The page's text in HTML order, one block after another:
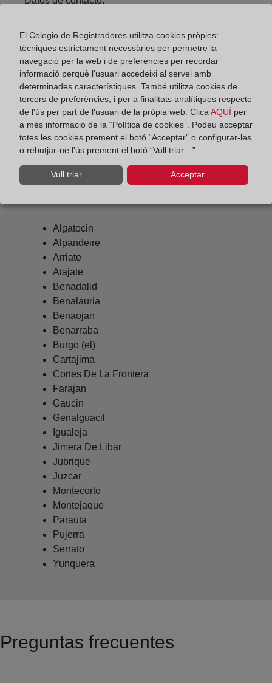
ronda@registrodelapropiedad.org
Datos del Registrador:
Luis Antonio Martín Hernández
Delegado de Protección de Datos:
dpo@corpme.es
Otros municipios incluidos en el
distrito hipotecario
Algatocin
Alpandeire
Arriate
Atajate
Benadalid
Benalauria
Benaojan
Benarraba
Burgo (el)
Cartajima
Cortes De La Frontera
Farajan
Gaucin
Genalguacil
Igualeja
Jimera De Libar
Jubrique
Juzcar
Montecorto
Montejaque
Parauta
Pujerra
Serrato
Yunquera
Preguntas frecuentes
El Colegio de Registradores utilitza cookies pròpies:
tècniques estrictament necessàries per permetre la
navegació per la web i de preferències per recordar
informació perquè l'usuari accedeixi al servei amb
determinades característiques. També utilitza cookies de
tercers de preferències, i per a finalitats analítiques respecte
de l'ús per part de l'usuari de la pròpia web. Clica AQUÍ per
a més informació de la “Política de cookies”. Podeu acceptar
totes les cookies prement el botó “Acceptar” o configurar-les
o rebutjar-ne l'ús prement el botó “Vull triar…”..
Vull triar.... Acceptar